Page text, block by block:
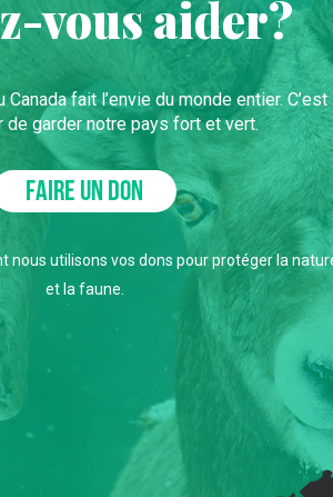
vous aider?
Canada fait l’envie du monde entier. C’est
de garder notre pays fort et vert.
FAIRE UN DON
nous utilisons vos dons pour protéger la
et la faune.